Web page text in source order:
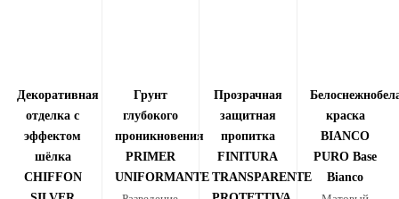
Декоративная
отделка с
эффектом
шёлка
CHIFFON
Грунт
глубокого
проникновения
PRIMER
UNIFORMANTE
Прозрачная
защитная
пропитка
FINITURA
TRANSPARENTE
краска
BIANCO
PURO Base
Bianco